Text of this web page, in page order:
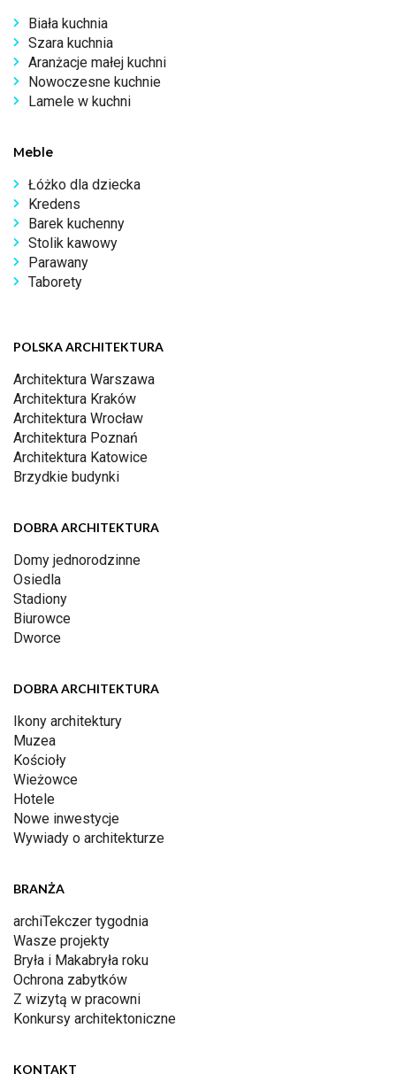
Biała kuchnia
Szara kuchnia
Aranżacje małej kuchni
Nowoczesne kuchnie
Lamele w kuchni
Meble
Łóżko dla dziecka
Kredens
Barek kuchenny
Stolik kawowy
Parawany
Taborety
POLSKA ARCHITEKTURA
Architektura Warszawa
Architektura Kraków
Architektura Wrocław
Architektura Poznań
Architektura Katowice
Brzydkie budynki
DOBRA ARCHITEKTURA
Domy jednorodzinne
Osiedla
Stadiony
Biurowce
Dworce
DOBRA ARCHITEKTURA
Ikony architektury
Muzea
Kościoły
Wieżowce
Hotele
Nowe inwestycje
Wywiady o architekturze
BRANŻA
archiTekczer tygodnia
Wasze projekty
Bryła i Makabryła roku
Ochrona zabytków
Z wizytą w pracowni
Konkursy architektoniczne
KONTAKT